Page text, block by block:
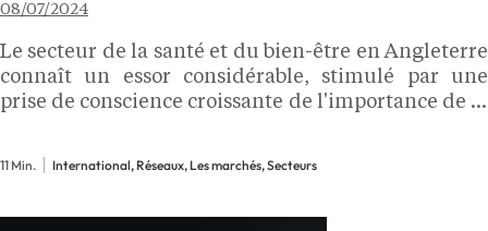
08/07/2024
Le secteur de la santé et du bien-être en Angleterre
connaît un essor considérable, stimulé par une
prise de conscience croissante de l'importance de la
de santé et de bien-être a explosé…
11 Min. International, Réseaux, Les marchés, Secteurs